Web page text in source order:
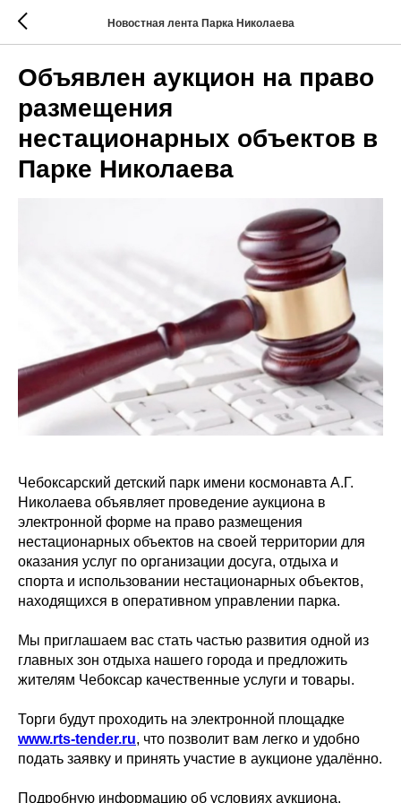
Новостная лента Парка Николаева
Объявлен аукцион на право
размещения
нестационарных объектов в
Парке Николаева
Чебоксарский детский парк имени космонавта А.Г.
Николаева объявляет проведение аукциона в
электронной форме на право размещения
нестационарных объектов на своей территории для
оказания услуг по организации досуга, отдыха и
спорта и использовании нестационарных объектов,
находящихся в оперативном управлении парка.
Мы приглашаем вас стать частью развития одной из
главных зон отдыха нашего города и предложить
жителям Чебоксар качественные услуги и товары.
Торги будут проходить на электронной площадке
www.rts-tender.ru, что позволит вам легко и удобно
подать заявку и принять участие в аукционе удалённо.
Подробную информацию об условиях аукциона,